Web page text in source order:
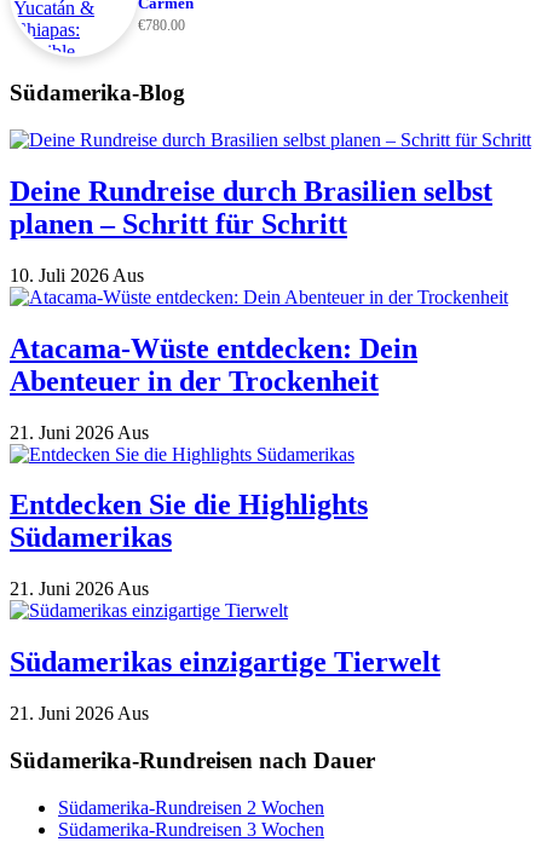
€780.00
Südamerika-Blog
Deine Rundreise durch Brasilien selbst
planen – Schritt für Schritt
10. Juli 2026 Aus
Atacama-Wüste entdecken: Dein
Abenteuer in der Trockenheit
21. Juni 2026 Aus
Entdecken Sie die Highlights
Südamerikas
21. Juni 2026 Aus
Südamerikas einzigartige Tierwelt
21. Juni 2026 Aus
Südamerika-Rundreisen nach Dauer
Südamerika-Rundreisen 2 Wochen
Südamerika-Rundreisen 3 Wochen